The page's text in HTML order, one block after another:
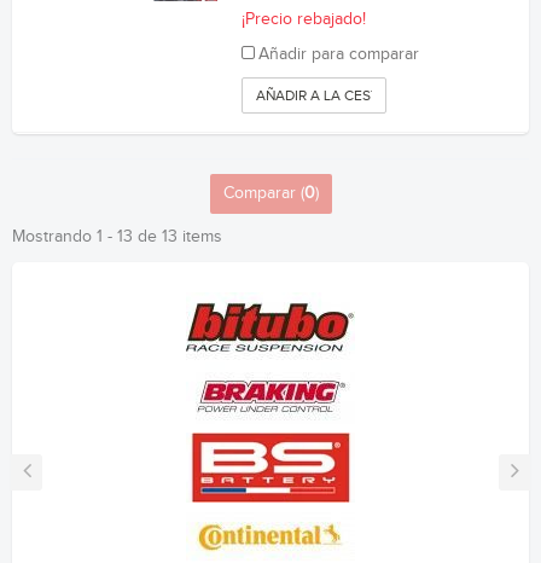
¡Precio rebajado!
Añadir para comparar
AÑADIR A LA CESTA
Comparar (0)
Mostrando 1 - 13 de 13 items